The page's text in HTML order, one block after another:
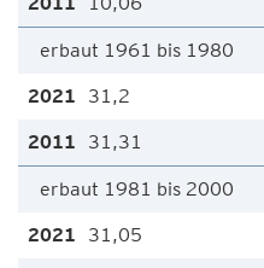
erbaut 1961 bis 1980
31,2
31,31
erbaut 1981 bis 2000
31,05